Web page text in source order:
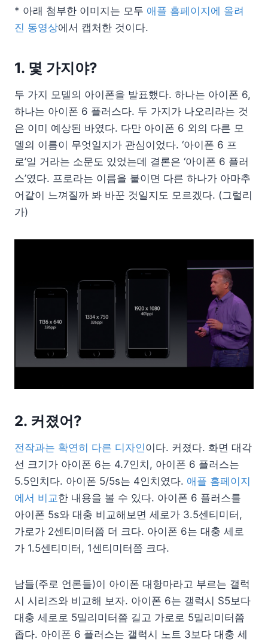
* 아래 첨부한 이미지는 모두 애플 홈페이지에 올려
진 동영상에서 캡처한 것이다.
1. 몇 가지야?
두 가지 모델의 아이폰을 발표했다. 하나는 아이폰 6,
하나는 아이폰 6 플러스다. 두 가지가 나오리라는 것
은 이미 예상된 바였다. 다만 아이폰 6 외의 다른 모
델의 이름이 무엇일지가 관심이었다. ‘아이폰 6 프
로’일 거라는 소문도 있었는데 결론은 ‘아이폰 6 플러
스’였다. 프로라는 이름을 붙이면 다른 하나가 아마추
어같이 느껴질까 봐 바꾼 것일지도 모르겠다. (그럴리
가)
2. 커졌어?
전작과는 확연히 다른 디자인이다. 커졌다. 화면 대각
선 크기가 아이폰 6는 4.7인치, 아이폰 6 플러스는
5.5인치다. 아이폰 5/5s는 4인치였다. 애플 홈페이지
에서 비교한 내용을 볼 수 있다. 아이폰 6 플러스를
아이폰 5s와 대충 비교해보면 세로가 3.5센티미터,
가로가 2센티미터쯤 더 크다. 아이폰 6는 대충 세로
가 1.5센티미터, 1센티미터쯤 크다.
남들(주로 언론들)이 아이폰 대항마라고 부르는 갤럭
시 시리즈와 비교해 보자. 아이폰 6는 갤럭시 S5보다
대충 세로로 5밀리미터쯤 길고 가로로 5밀리미터쯤
좁다. 아이폰 6 플러스는 갤럭시 노트 3보다 대충 세